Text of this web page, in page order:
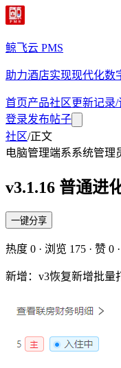
鲸飞云 PMS
助力酒店实现现代化数
首页产品社区更新记录/
登录发布帖子
社区/正文
电脑管理端系系统管理
v3.1.16 普通进
一键分享
热度 0 · 浏览 175 · 赞 0
新增：v3恢复新增批量